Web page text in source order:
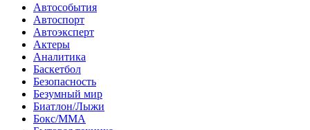
Автособытия
Автоспорт
Автоэксперт
Актеры
Аналитика
Баскетбол
Безопасность
Безумный мир
Биатлон/Лыжи
Бокс/MMA